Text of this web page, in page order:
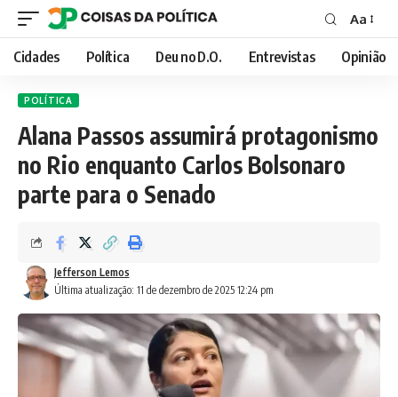
Font
Resizer
Aa
Cidades Política Deu no D.O. Entrevistas Opinião
POLÍTICA
Alana Passos assumirá protagonismo
no Rio enquanto Carlos Bolsonaro
parte para o Senado
Última atualização: 11 de dezembro de 2025 12:24 pm
Jefferson Lemos